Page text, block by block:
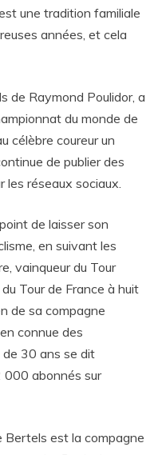
une tradition familiale
années, et cela
de Raymond Poulidor, a
du monde de
célèbre coureur un
de publier des
les réseaux sociaux.
de laisser son
en suivant les
vainqueur du Tour
Tour de France à huit
de sa compagne
connue des
30 ans se dit
000 abonnés sur
Bertels est la compagne